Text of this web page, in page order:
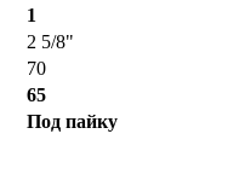
1
2 5/8"
70
65
Под пайку